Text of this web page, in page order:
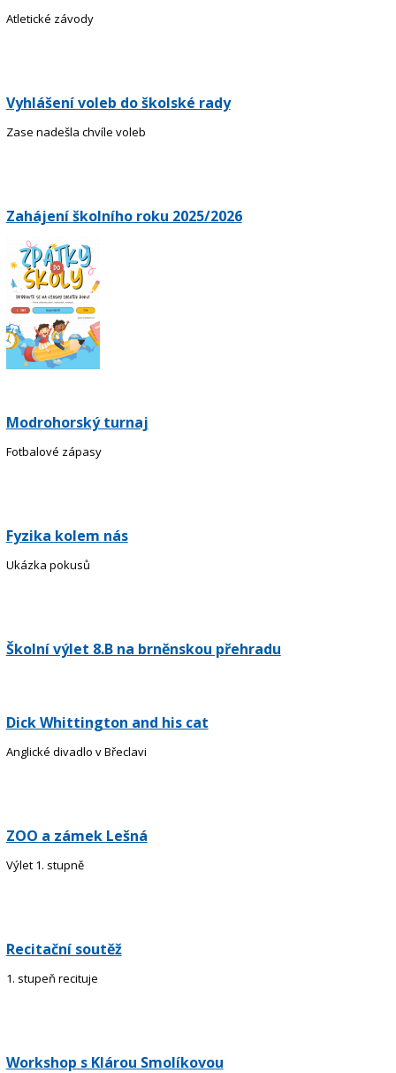
Atletické závody
Vyhlášení voleb do školské rady
Zase nadešla chvíle voleb
Zahájení školního roku 2025/2026
Modrohorský turnaj
Fotbalové zápasy
Fyzika kolem nás
Ukázka pokusů
Školní výlet 8.B na brněnskou přehradu
Dick Whittington and his cat
Anglické divadlo v Břeclavi
ZOO a zámek Lešná
Výlet 1. stupně
Recitační soutěž
1. stupeň recituje
Workshop s Klárou Smolíkovou